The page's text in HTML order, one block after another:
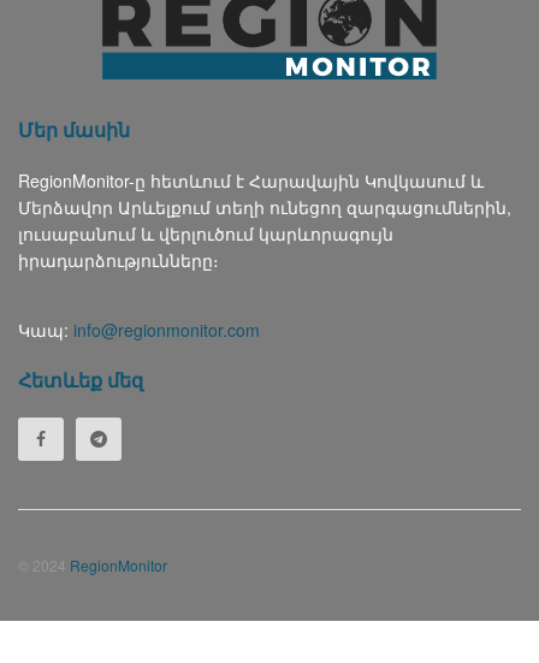
Մեր մասին
RegionMonitor-ը հետևում է Հարավային Կովկասում և
Մերձավոր Արևելքում տեղի ունեցող զարգացումներին,
լուսաբանում և վերլուծում կարևորագույն
իրադարձությունները։
Կապ: info@regionmonitor.com
Հետևեք մեզ
© 2024 RegionMonitor